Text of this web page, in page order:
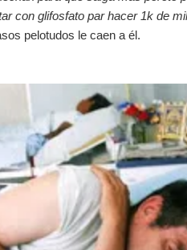
con glifosfato par hacer 1k de
pelotudos le caen a él.